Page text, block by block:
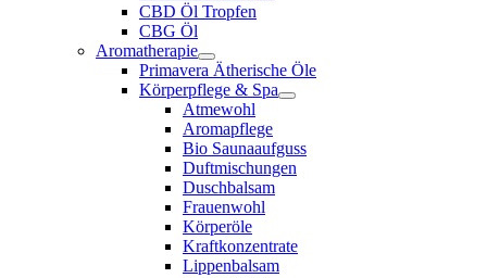
CBD Öl Tropfen
CBG Öl
Aromatherapie
Primavera Ätherische Öle
Körperpflege & Spa
Atmewohl
Aromapflege
Bio Saunaaufguss
Duftmischungen
Duschbalsam
Frauenwohl
Körperöle
Kraftkonzentrate
Lippenbalsam